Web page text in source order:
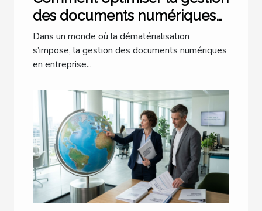
des documents numériques
en entreprise ?
Dans un monde où la dématérialisation
s’impose, la gestion des documents numériques
en entreprise...